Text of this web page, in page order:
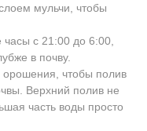
мульчи, чтобы
с 21:00 до 6:00,
в почву.
орошения, чтобы полив
Верхний полив не
часть воды просто